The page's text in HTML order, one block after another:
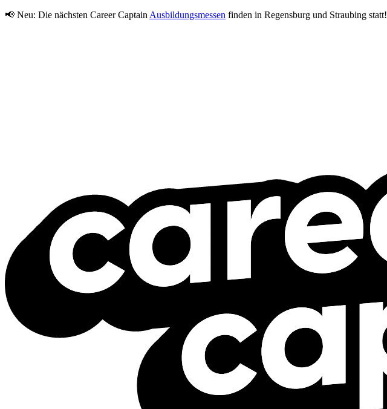
📢 Neu: Die nächsten Career Captain Ausbildungsmessen finden in Regensburg und Straubing statt!